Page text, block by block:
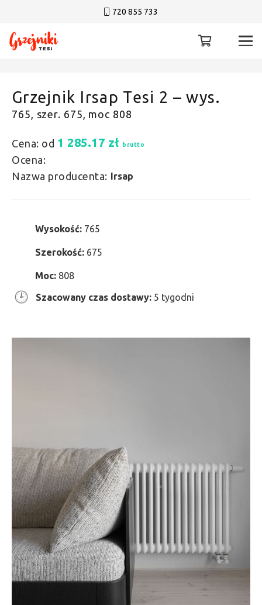
720 855 733
Grzejnik Irsap Tesi 2 – wys.
765, szer. 675, moc 808
Cena: od 1 285.17 zł brutto
Ocena:
Nazwa producenta: Irsap
Wysokość: 765
Szerokość: 675
Moc: 808
Szacowany czas dostawy: 5 tygodni